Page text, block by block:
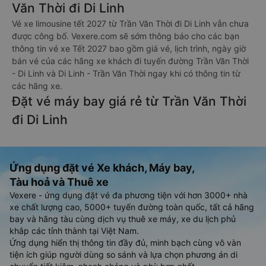
Văn Thời đi Di Linh
Vé xe limousine tết 2027 từ Trần Văn Thời đi Di Linh vẫn chưa
được công bố. Vexere.com sẽ sớm thông báo cho các bạn
thông tin vé xe Tết 2027 bao gồm giá vé, lịch trình, ngày giờ
bán vé của các hãng xe khách đi tuyến đường Trần Văn Thời
- Di Linh và Di Linh - Trần Văn Thời ngay khi có thông tin từ
các hãng xe.
Đặt vé máy bay giá rẻ từ Trần Văn Thời
đi Di Linh
Ứng dụng đặt vé Xe khách, Máy bay,
Tàu hoả và Thuê xe
Vexere - ứng dụng đặt vé đa phương tiện với hơn 3000+ nhà
xe chất lượng cao, 5000+ tuyến đường toàn quốc, tất cả hãng
bay và hãng tàu cùng dịch vụ thuê xe máy, xe du lịch phủ
khắp các tỉnh thành tại Việt Nam.
Ứng dụng hiển thị thông tin đầy đủ, minh bạch cùng vô vàn
tiện ích giúp người dùng so sánh và lựa chọn phương án di